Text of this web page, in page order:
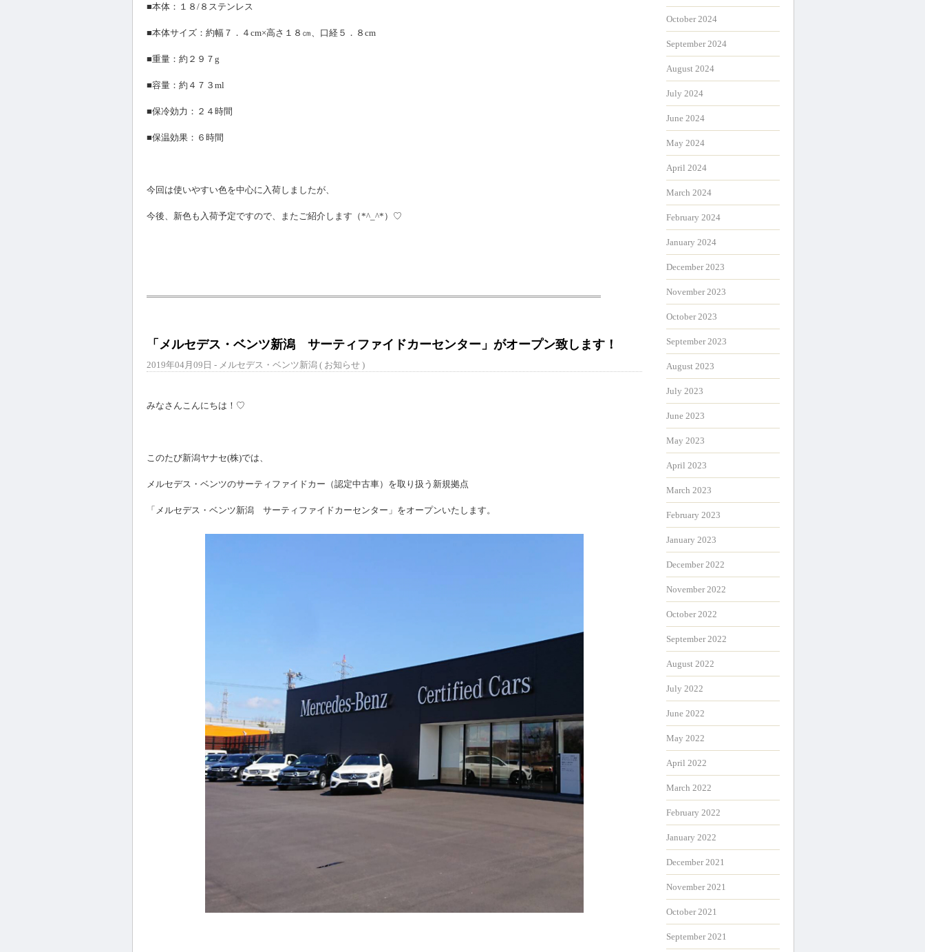
■本体：１８/８ステンレス
■本体サイズ：約幅７．４cm×高さ１８㎝、口経５．８cm
■重量：約２９７g
■容量：約４７３ml
■保冷効力：２４時間
■保温効果：６時間
今回は使いやすい色を中心に入荷しましたが、
今後、新色も入荷予定ですので、またご紹介します（*^_^*）♡
「メルセデス・ベンツ新潟 サーティファイドカーセンター」がオープン致します！
2019年04月09日 - メルセデス・ベンツ新潟 ( お知らせ )
みなさんこんにちは！♡
このたび新潟ヤナセ(株)では、
メルセデス・ベンツのサーティファイドカー（認定中古車）を取り扱う新規拠点
「メルセデス・ベンツ新潟 サーティファイドカーセンター」をオープンいたします。
October 2024
September 2024
August 2024
July 2024
June 2024
May 2024
April 2024
March 2024
February 2024
January 2024
December 2023
November 2023
October 2023
September 2023
August 2023
July 2023
June 2023
May 2023
April 2023
March 2023
February 2023
January 2023
December 2022
November 2022
October 2022
September 2022
August 2022
July 2022
June 2022
May 2022
April 2022
March 2022
February 2022
January 2022
December 2021
November 2021
October 2021
September 2021